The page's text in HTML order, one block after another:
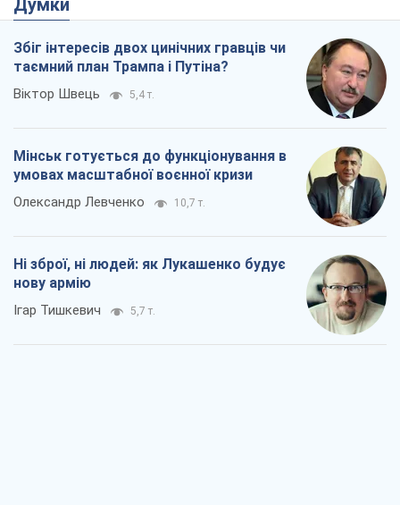
Збіг інтересів двох цинічних гравців чи
таємний план Трампа і Путіна?
Віктор Швець 5,4 т.
Мінськ готується до функціонування в
умовах масштабної воєнної кризи
Олександр Левченко 10,7 т.
Ні зброї, ні людей: як Лукашенко будує
нову армію
Ігар Тишкевич 5,7 т.